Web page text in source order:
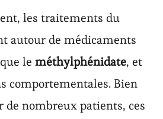
les traitements du
autour de médicaments
le méthylphénidate, et
comportementales. Bien
de nombreux patients, ces